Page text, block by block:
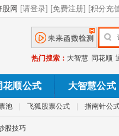
热门搜索： 大智慧 同花顺
花顺公式 大智慧公式
池 飞狐股票公式 指南针公
股技巧